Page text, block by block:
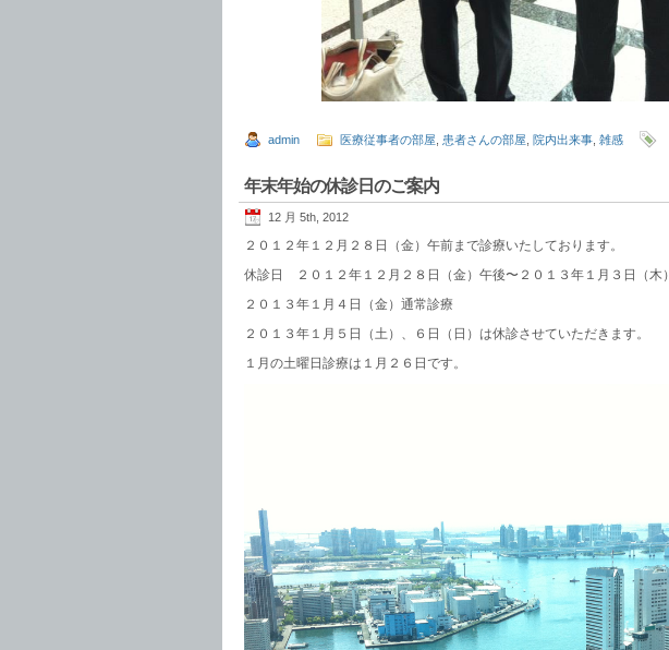
admin 医療従事者の部屋 患者さんの部屋 院内出来事 雑感
年末年始の休診日のご案内
12 月 5th, 2012
２０１２年１２月２８日（金）午前まで診療いたしております。
休診日 ２０１２年１２月２８日（金）午後〜２０１３年１月３日（木）
２０１３年１月４日（金）通常診療
２０１３年１月５日（土）、６日（日）は休診させていただきます。
１月の土曜日診療は１月２６日です。